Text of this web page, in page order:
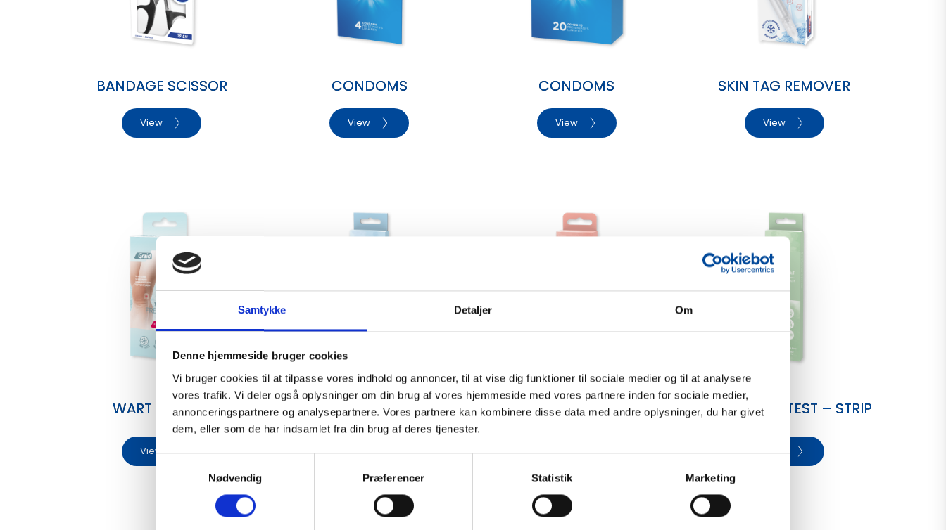
Samtykke Detaljer Om
Denne hjemmeside bruger cookies
Vi bruger cookies til at tilpasse vores indhold og annoncer, til at vise dig funktioner til sociale medier og til at analysere
vores trafik. Vi deler også oplysninger om din brug af vores hjemmeside med vores partnere inden for sociale medier,
annonceringspartnere og analysepartnere. Vores partnere kan kombinere disse data med andre oplysninger, du har givet
dem, eller som de har indsamlet fra din brug af deres tjenester.
Nødvendig Præferencer Statistik Marketing
BANDAGE SCISSOR
View
CONDOMS
View
CONDOMS
View
SKIN TAG REMOVER
View
WART FREEZER
View
OVULATION TEST – STRIP
View
OVULATION TEST –
MIDSTREAM
View
PREGNANCY TEST – STRIP
View